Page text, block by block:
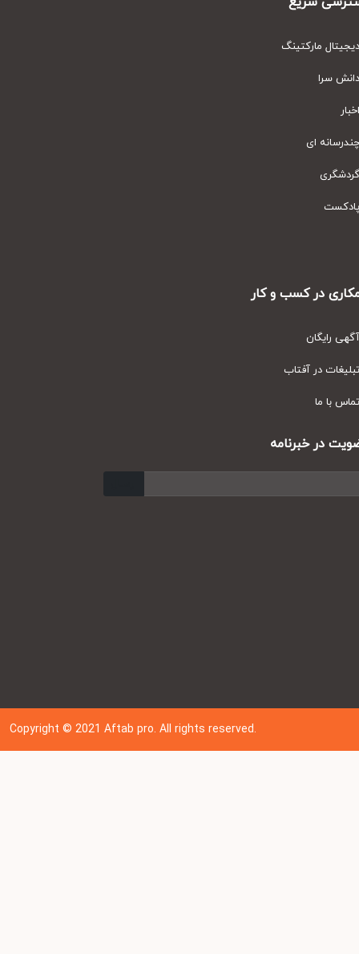
مارکتینگ
سرا
ای
در کسب و کار
رایگان
در آفتاب
با ما
در خبرنامه
Copyright © 202 1Aftab pro. All rights reserved.